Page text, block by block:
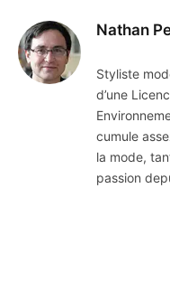
Nathan
Styliste
d’une
cumule
la mode,
passion